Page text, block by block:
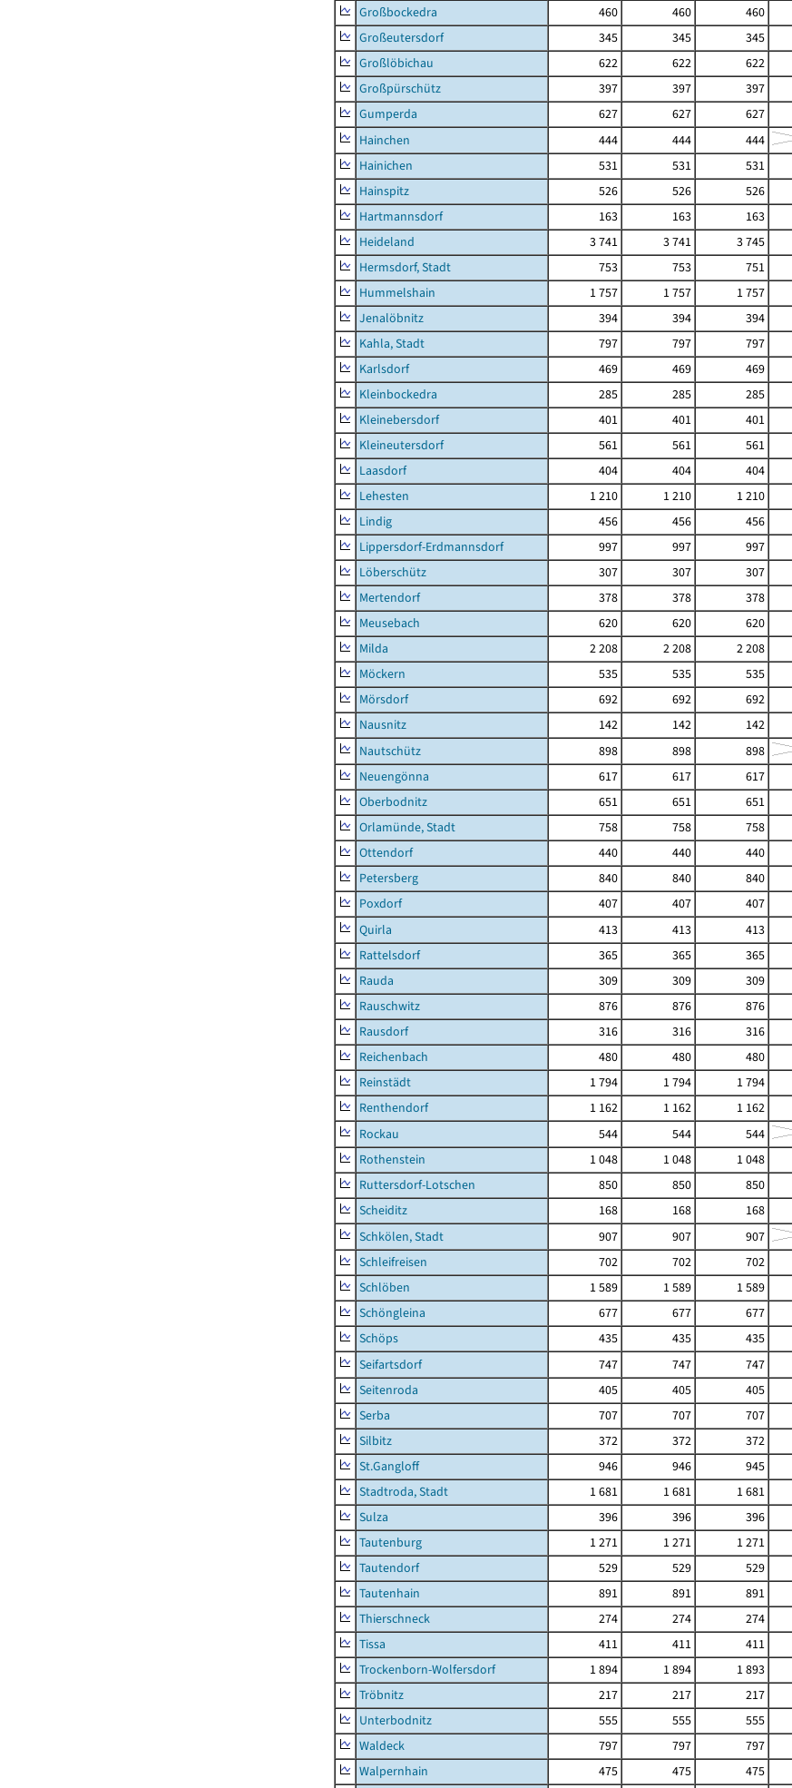
Großbockedra
460 460 460
Großeutersdorf
345 345 345
Großlöbichau
622 622 622
Großpürschütz
397 397 397
Gumperda
627 627 627
Hainchen
444 444
444
Hainichen
531 531 531
Hainspitz
526 526 526
Hartmannsdorf
163 163 163
Heideland
3 741 3 741 3 745
Hermsdorf, Stadt
753 753 751
Hummelshain
1 757 1 757 1 757
Jenalöbnitz
394 394 394
Kahla, Stadt
797 797 797
Karlsdorf
469 469 469
Kleinbockedra
285 285 285
Kleinebersdorf
401 401 401
Kleineutersdorf
561 561 561
Laasdorf
404 404 404
Lehesten
1 210 1 210 1 210
Lindig
456 456 456
Lippersdorf-Erdmannsdorf
997 997 997
Löberschütz
307 307 307
Mertendorf
378 378 378
Meusebach
620 620 620
Milda
2 208 2 208 2 208
Möckern
535 535 535
Mörsdorf
692 692 692
Nausnitz
142 142 142
Nautschütz
898 898
898
Neuengönna
617 617 617
Oberbodnitz
651 651 651
Orlamünde, Stadt
758 758 758
Ottendorf
440 440 440
Petersberg
840 840 840
Poxdorf
407 407 407
Quirla
413 413 413
Rattelsdorf
365 365 365
Rauda
309 309 309
Rauschwitz
876 876 876
Rausdorf
316 316 316
Reichenbach
480 480 480
Reinstädt
1 794 1 794 1 794
Renthendorf
1 162 1 162 1 162
Rockau
544 544
544
Rothenstein
1 048 1 048 1 048
Ruttersdorf-Lotschen
850 850 850
Scheiditz
168 168 168
Schkölen, Stadt
907 907
907
Schleifreisen
702 702 702
Schlöben
1 589 1 589 1 589
Schöngleina
677 677 677
Schöps
435 435 435
Seifartsdorf
747 747 747
Seitenroda
405 405 405
Serba
707 707 707
Silbitz
372 372 372
St.Gangloff
946 946 945
Stadtroda, Stadt
1 681 1 681 1 681
Sulza
396 396 396
Tautenburg
1 271 1 271 1 271
Tautendorf
529 529 529
Tautenhain
891 891 891
Thierschneck
274 274 274
Tissa
411 411 411
Trockenborn-Wolfersdorf
1 894 1 894 1 893
Tröbnitz
217 217 217
Unterbodnitz
555 555 555
Waldeck
797 797 797
Walpernhain
475 475 475